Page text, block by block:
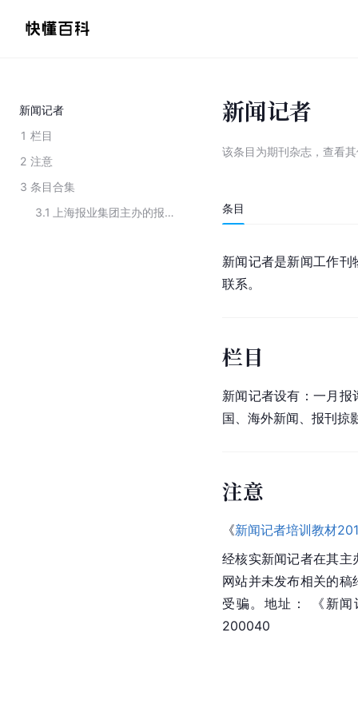
新闻记者
1 栏目
2 注意
3 条目合集
3.1
上海报业集团主办的报刊（期刊）
新闻记者
该条目为期刊杂志 ， 查看
条目
新闻记者是新闻工作
联系。
栏目
新闻记者设有：一月
国、海外新闻、报刊掠
注意
《新闻记者培训教材
经核实新闻记者在其主
网站并未发布相关的
受骗。地址： 《新
200040